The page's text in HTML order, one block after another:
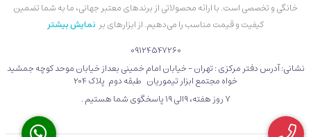
خانگی و تخصصی است. با ارائه محصولاتی از برندهای معتبر جهانی، ما به شما تضمین
کیفیت و قیمت مناسب را می‌دهیم. از ابزارهای بر نمایش بیشتر
09124547260
نشانی: آدرس دفتر مرکزی : تهران - خیابان امام خمینی بعداز خیابان موحد کوچه جمشید
خواه مجتمع ابزار تیموریان طبقه دوم پلاک 204
۷ روز هفته، 9الی 19 پاسخگوی شما هستیم .